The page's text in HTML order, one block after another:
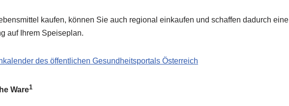
kaufen, können Sie auch regional einkaufen und schaffen dadurch eine
auf Ihrem Speiseplan.
des öffentlichen Gesundheitsportals Österreich
Ware1